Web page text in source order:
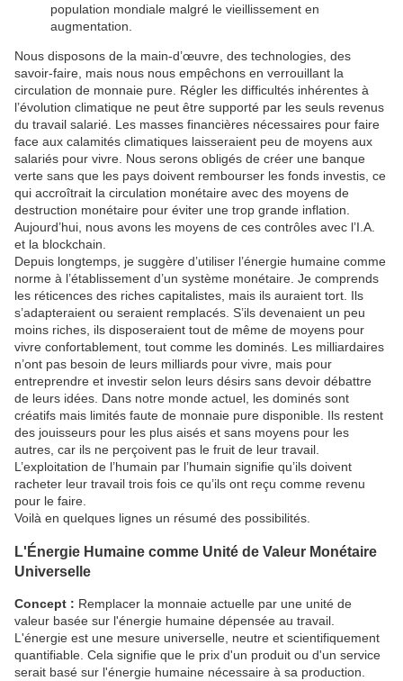
population mondiale malgré le vieillissement en
augmentation.
Nous disposons de la main-d’œuvre, des technologies, des
savoir-faire, mais nous nous empêchons en verrouillant la
circulation de monnaie pure. Régler les difficultés inhérentes à
l’évolution climatique ne peut être supporté par les seuls revenus
du travail salarié. Les masses financières nécessaires pour faire
face aux calamités climatiques laisseraient peu de moyens aux
salariés pour vivre. Nous serons obligés de créer une banque
verte sans que les pays doivent rembourser les fonds investis, ce
qui accroîtrait la circulation monétaire avec des moyens de
destruction monétaire pour éviter une trop grande inflation.
Aujourd’hui, nous avons les moyens de ces contrôles avec l’I.A.
et la blockchain.
Depuis longtemps, je suggère d’utiliser l’énergie humaine comme
norme à l’établissement d’un système monétaire. Je comprends
les réticences des riches capitalistes, mais ils auraient tort. Ils
s’adapteraient ou seraient remplacés. S’ils devenaient un peu
moins riches, ils disposeraient tout de même de moyens pour
vivre confortablement, tout comme les dominés. Les milliardaires
n’ont pas besoin de leurs milliards pour vivre, mais pour
entreprendre et investir selon leurs désirs sans devoir débattre
de leurs idées. Dans notre monde actuel, les dominés sont
créatifs mais limités faute de monnaie pure disponible. Ils restent
des jouisseurs pour les plus aisés et sans moyens pour les
autres, car ils ne perçoivent pas le fruit de leur travail.
L’exploitation de l’humain par l’humain signifie qu’ils doivent
racheter leur travail trois fois ce qu’ils ont reçu comme revenu
pour le faire.
Voilà en quelques lignes un résumé des possibilités.
L'Énergie Humaine comme Unité de Valeur Monétaire
Universelle
Concept : Remplacer la monnaie actuelle par une unité de
valeur basée sur l'énergie humaine dépensée au travail.
L'énergie est une mesure universelle, neutre et scientifiquement
quantifiable. Cela signifie que le prix d'un produit ou d'un service
serait basé sur l'énergie humaine nécessaire à sa production.